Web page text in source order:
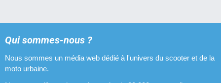
Qui sommes-nous ?
Nous sommes un média web dédié à l'univers du scooter et de la
moto urbaine.